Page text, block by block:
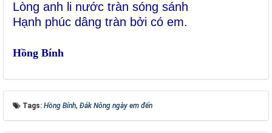
Lòng anh li nước tràn sóng sánh
Hạnh phúc dâng tràn bởi có em.
Hồng Bính
Tags: Hồng Bính, Đắk Nông ngày em đến